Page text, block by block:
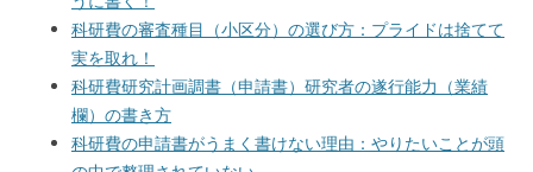
科研費の審査種目（小区分）の選び方：プライドは捨てて
実を取れ！
科研費研究計画調書（申請書）研究者の遂行能力（業績
欄）の書き方
科研費の申請書がうまく書けない理由：やりたいことが頭